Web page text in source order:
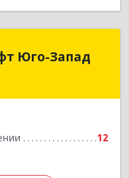
Юго-Запад
12
Юго-Запад
г, Победы пр-кт,